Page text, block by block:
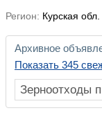
Регион: Курская
Архивное
Показать 345